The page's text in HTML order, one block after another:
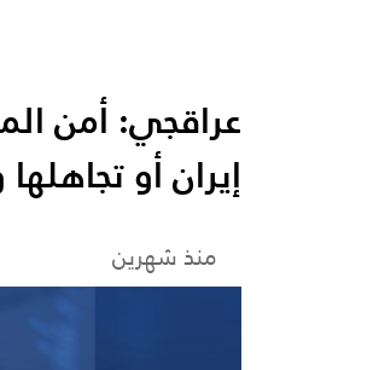
عراقجي: أمن
إيران أو
منذ شهرين